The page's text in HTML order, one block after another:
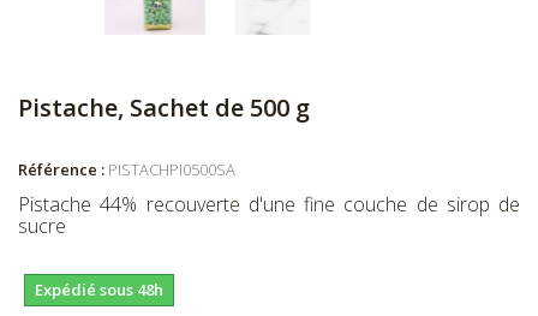
Pistache, Sachet de 500 g
Référence : PISTACHPI0500SA
Pistache 44% recouverte d'une fine couche de sirop de
sucre
Expédié sous 48h